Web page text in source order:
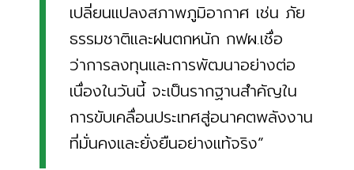
เปลี่ยนแปลงสภาพภูมิอากาศ เช่น ภัย
ธรรมชาติและฝนตกหนัก กฟผ.เชื่อ
ว่าการลงทุนและการพัฒนาอย่างต่อ
เนื่องในวันนี้ จะเป็นรากฐานสำคัญใน
การขับเคลื่อนประเทศสู่อนาคตพลังงาน
ที่มั่นคงและยั่งยืนอย่างแท้จริง”